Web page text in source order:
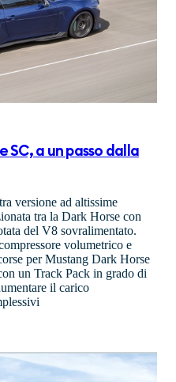
SC, a un passo dalla
versione ad altissime
tra la Dark Horse con
del V8 sovralimentato.
volumetrico e
per Mustang Dark Horse
un Track Pack in grado di
il carico